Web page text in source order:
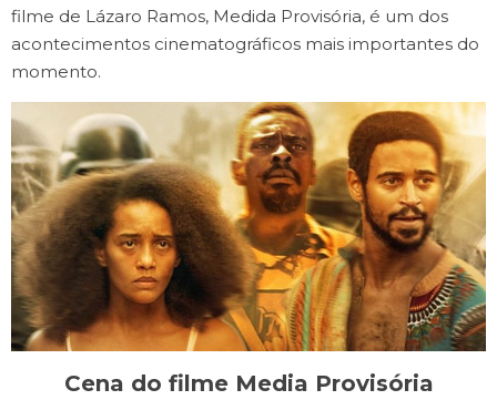
filme de Lázaro Ramos, Medida Provisória, é um dos
acontecimentos cinematográficos mais importantes do
momento.
Cena do filme Media Provisória